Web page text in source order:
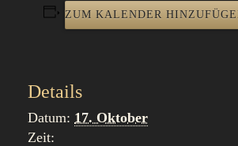
ZUM KALENDER
Details
Datum: 17. Oktober
Zeit: